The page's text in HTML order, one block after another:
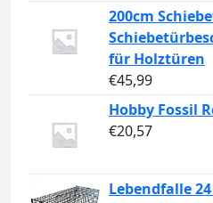
200cm
für Holztüren
€45,99
Hobby Fossil
€20,57
Lebendfalle